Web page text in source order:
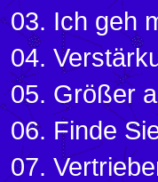
03. Ich geh
04.
05. Größer
06. Finde
07.